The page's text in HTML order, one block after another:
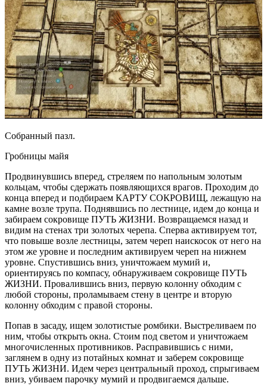
Собранный пазл.
Гробницы майя
Продвинувшись вперед, стреляем по напольным золотым
кольцам, чтобы сдержать появляющихся врагов. Проходим до
конца вперед и подбираем КАРТУ СОКРОВИЩ, лежащую на
камне возле трупа. Поднявшись по лестнице, идем до конца и
забираем сокровище ПУТЬ ЖИЗНИ. Возвращаемся назад и
видим на стенах три золотых черепа. Сперва активируем тот,
что повыше возле лестницы, затем череп наискосок от него на
этом же уровне и последним активируем череп на нижнем
уровне. Спустившись вниз, уничтожаем мумий и,
ориентируясь по компасу, обнаруживаем сокровище ПУТЬ
ЖИЗНИ. Провалившись вниз, первую колонну обходим с
любой стороны, проламываем стену в центре и вторую
колонну обходим с правой стороны.
Попав в засаду, ищем золотистые ромбики. Выстреливаем по
ним, чтобы открыть окна. Стоим под светом и уничтожаем
многочисленных противников. Расправившись с ними,
заглянем в одну из потайных комнат и заберем сокровище
ПУТЬ ЖИЗНИ. Идем через центральный проход, спрыгиваем
вниз, убиваем парочку мумий и продвигаемся дальше.